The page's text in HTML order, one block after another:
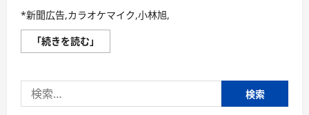
*新聞広告,カラオケマイク,小林旭,
「続きを読む」
聞
カ
ケ
索: